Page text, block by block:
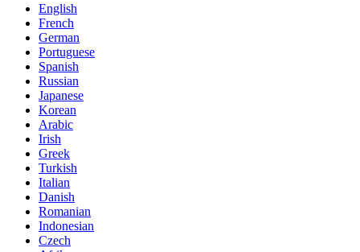
English
French
German
Portuguese
Spanish
Russian
Japanese
Korean
Arabic
Irish
Greek
Turkish
Italian
Danish
Romanian
Indonesian
Czech